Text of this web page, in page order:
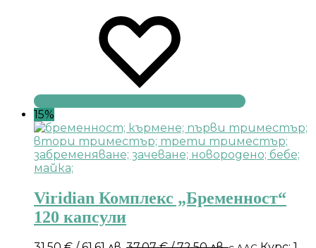
15%
Viridian Комплекс „Бременност“
120 капсули